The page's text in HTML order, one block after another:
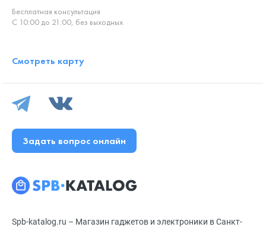
Spb-katalog.ru – Магазин гаджетов и электроники в Санкт-
Бесплатная консультация
С 10:00 до 21:00, без выходных
Смотреть карту
Задать вопрос онлайн